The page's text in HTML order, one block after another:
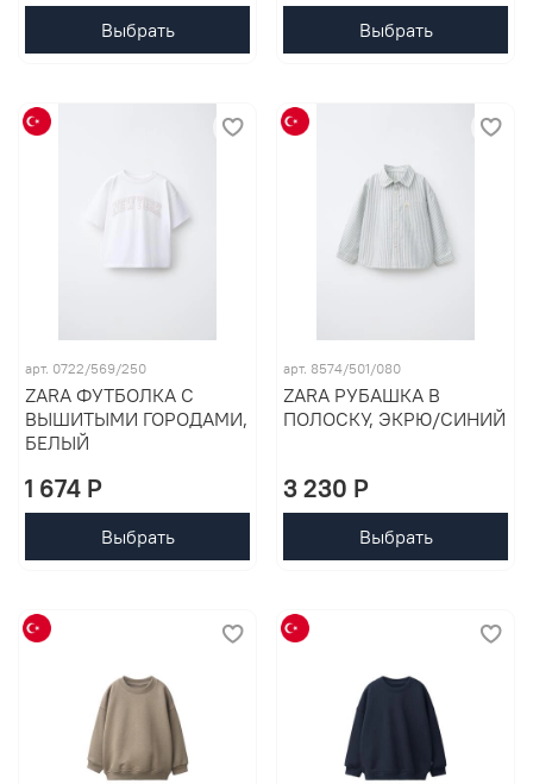
Выбрать Выбрать
арт. 0722/569/250
ZARA ФУТБОЛКА С
ВЫШИТЫМИ ГОРОДАМИ,
БЕЛЫЙ
1 674 P
Выбрать
арт. 8574/501/080
ZARA РУБАШКА В
ПОЛОСКУ, ЭКРЮ/СИНИЙ
3 230 P
Выбрать